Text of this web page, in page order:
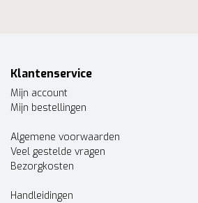
Klantenservice
Mijn account
Mijn bestellingen
Algemene voorwaarden
Veel gestelde vragen
Bezorgkosten
Handleidingen